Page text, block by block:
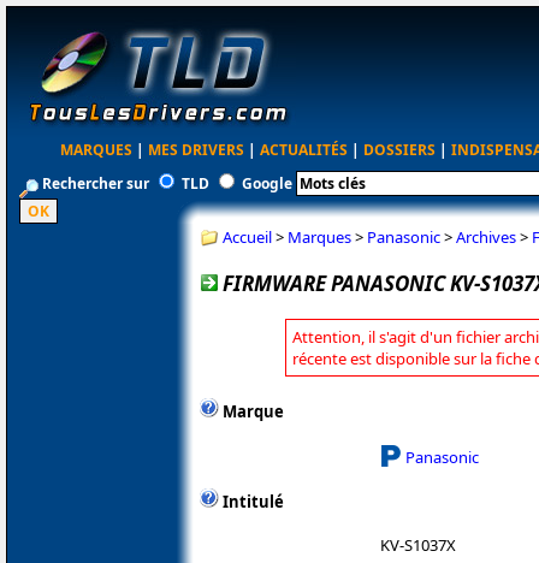
MARQUES | MES DRIVERS | ACTUALITÉS | DOSSIERS |
Rechercher sur
TLD Google
Accueil> Marques> Panasonic>Archives>
FIRMWARE PANASONIC KV-
Attention, il s'agit d'un fichier
récente est disponible sur la fiche
Marque
Panasonic
Intitulé
KV-S1037X